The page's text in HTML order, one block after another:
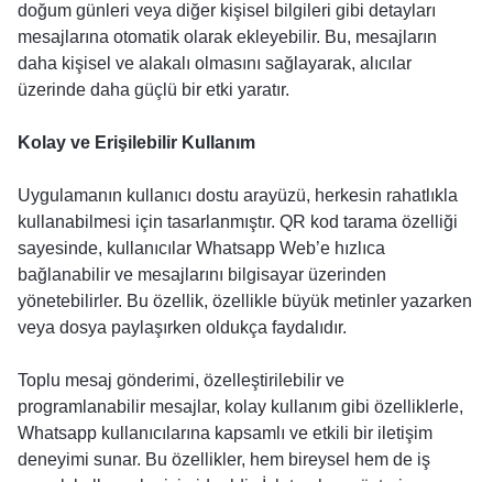
doğum günleri veya diğer kişisel bilgileri gibi detayları
mesajlarına otomatik olarak ekleyebilir. Bu, mesajların
daha kişisel ve alakalı olmasını sağlayarak, alıcılar
üzerinde daha güçlü bir etki yaratır.
Kolay ve Erişilebilir Kullanım
Uygulamanın kullanıcı dostu arayüzü, herkesin rahatlıkla
kullanabilmesi için tasarlanmıştır. QR kod tarama özelliği
sayesinde, kullanıcılar Whatsapp Web’e hızlıca
bağlanabilir ve mesajlarını bilgisayar üzerinden
yönetebilirler. Bu özellik, özellikle büyük metinler yazarken
veya dosya paylaşırken oldukça faydalıdır.
Toplu mesaj gönderimi, özelleştirilebilir ve
programlanabilir mesajlar, kolay kullanım gibi özelliklerle,
Whatsapp kullanıcılarına kapsamlı ve etkili bir iletişim
deneyimi sunar. Bu özellikler, hem bireysel hem de iş